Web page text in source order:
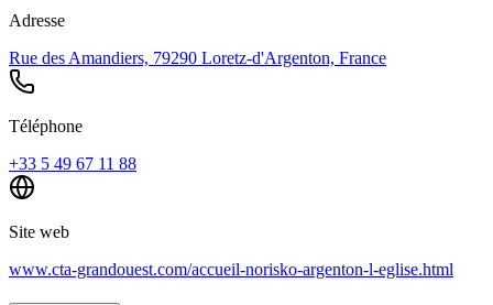
Adresse
Rue des Amandiers, 79290 Loretz-d'Argenton, France
Téléphone
+33 5 49 67 11 88
Site web
www.cta-grandouest.com/accueil-norisko-argenton-l-eglise.html